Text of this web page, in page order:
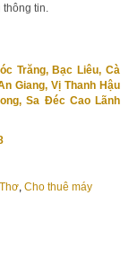
thông tin.
Trăng, Bạc Liêu, Cà
Giang, Vị Thanh Hậu
Sa Đéc Cao Lãnh
, Cho thuê máy